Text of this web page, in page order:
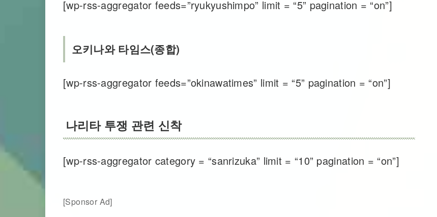
[wp-rss-aggregator feeds=”ryukyushimpo” limit = “5” pagination = “on”]
오키나와 타임스(종합)
[wp-rss-aggregator feeds=”okinawatimes” limit = “5” pagination = “on”]
나리타 투쟁 관련 신착
[wp-rss-aggregator category = “sanrizuka” limit = “10” pagination = “on”]
[Sponsor Ad]